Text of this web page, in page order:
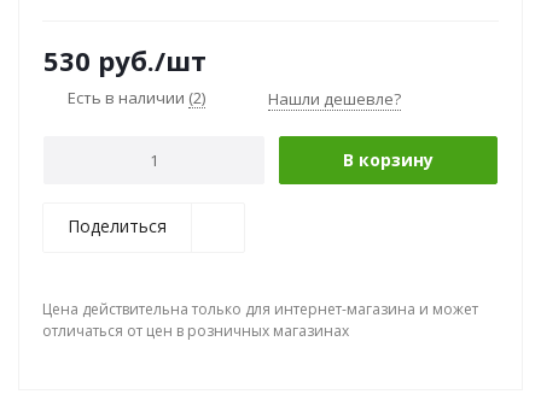
530 руб./шт
Есть в наличии (2) Нашли дешевле?
В корзину
Поделиться
Цена действительна только для интернет-магазина и может
отличаться от цен в розничных магазинах